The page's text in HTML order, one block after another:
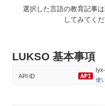
になります。 インセンティ
に対してバリデーターに配
に高めています。定期的な
の注力も、LUKSOネットワ
ワークに寄与しています。
選択した言語の教育記事
してみてく
LUKSO 基本事項
API ID
使